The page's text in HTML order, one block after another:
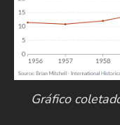
Gráfico